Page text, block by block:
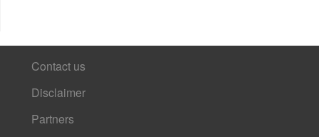
Contact us
Disclaimer
Partners